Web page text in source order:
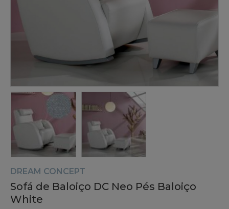
DREAM CONCEPT
Sofá de Baloiço DC Neo Pés Baloiço
White